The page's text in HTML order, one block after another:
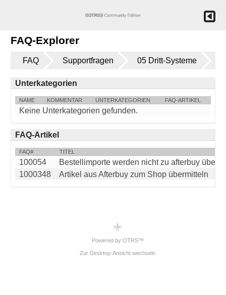
FAQ-Explorer
FAQ Supportfragen 05 Dritt-Systeme
Unterkategorien
NAME KOMMENTAR UNTERKATEGORIEN FAQ-ARTIKEL
Keine Unterkategorien gefunden.
FAQ-Artikel
FAQ# TITEL
100054
Bestellimporte werden nicht zu afterbuy
1000348
Artikel aus Afterbuy zum Shop übermitteln
Powered by OTRS™
Zur Desktop-Ansicht wechseln